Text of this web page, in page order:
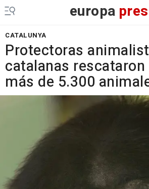
europa
CATALUNYA
Protectoras
catalanas rescataron
más de 5.300